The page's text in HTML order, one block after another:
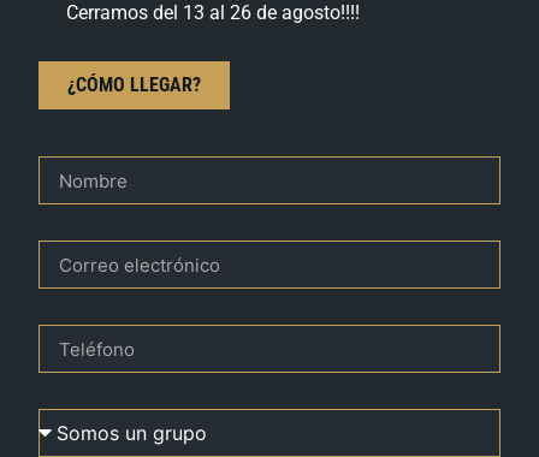
Cerramos del 13 al 26 de agosto!!!!
¿CÓMO LLEGAR?